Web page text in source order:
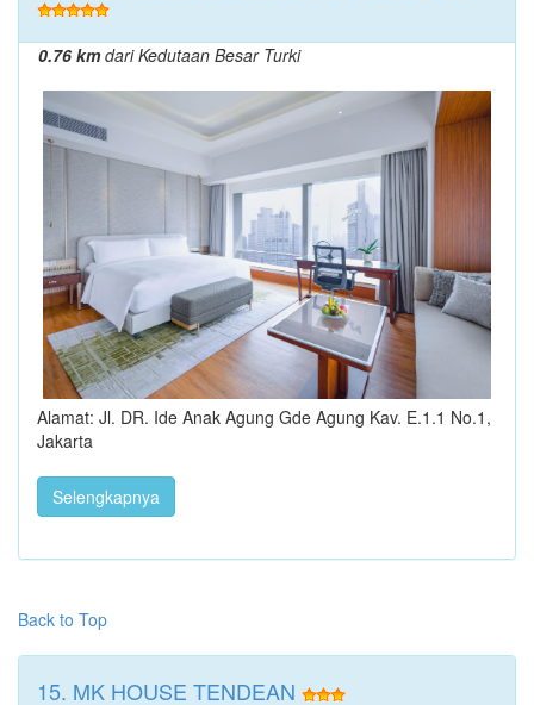
0.76 kmdari Kedutaan Besar Turki
Alamat: Jl. DR. Ide Anak Agung Gde Agung Kav. E.1.1 No.1,
Jakarta
Selengkapnya
Back to Top
15. MK HOUSE TENDEAN